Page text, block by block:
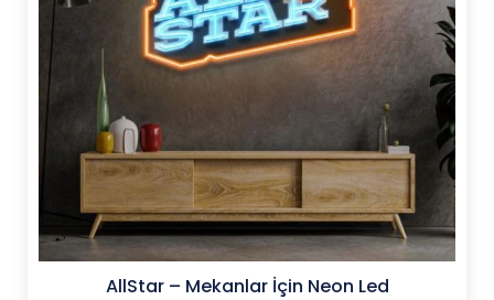
AllStar – Mekanlar İçin Neon Led